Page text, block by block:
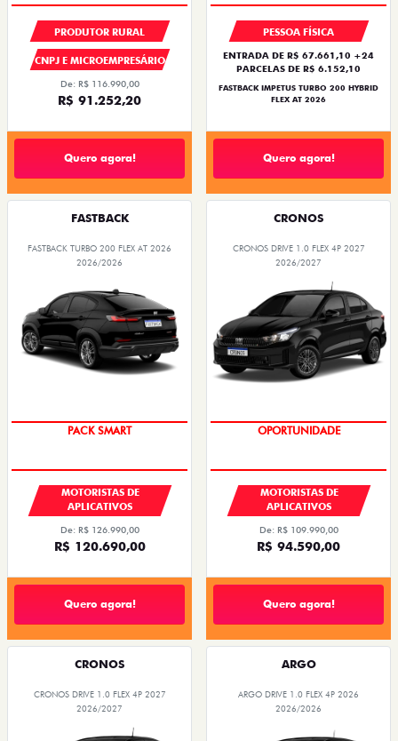
PRODUTOR RURAL
CNPJ E MICROEMPRESÁRIO
De: R$ 116.990,00
R$ 91.252,20
Quero agora!
PESSOA FÍSICA
ENTRADA DE R$ 67.661,10 +24
PARCELAS DE R$ 6.152,10
FASTBACK IMPETUS TURBO 200 HYBRID
FLEX AT 2026
Quero agora!
FASTBACK
FASTBACK TURBO 200 FLEX AT 2026
2026/2026
PACK SMART
MOTORISTAS DE
APLICATIVOS
De: R$ 126.990,00
R$ 120.690,00
Quero agora!
CRONOS
CRONOS DRIVE 1.0 FLEX 4P 2027
2026/2027
OPORTUNIDADE
MOTORISTAS DE
APLICATIVOS
De: R$ 109.990,00
R$ 94.590,00
Quero agora!
CRONOS
CRONOS DRIVE 1.0 FLEX 4P 2027
2026/2027
ARGO
ARGO DRIVE 1.0 FLEX 4P 2026
2026/2026